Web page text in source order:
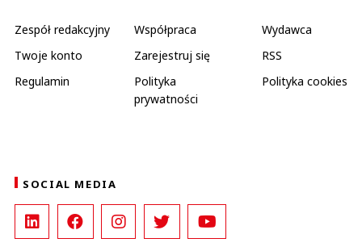
Zespół redakcyjny Współpraca
Wydawca
Twoje konto
Zarejestruj się
RSS
Regulamin
Polityka
prywatności
Polityka cookies
SOCIAL MEDIA